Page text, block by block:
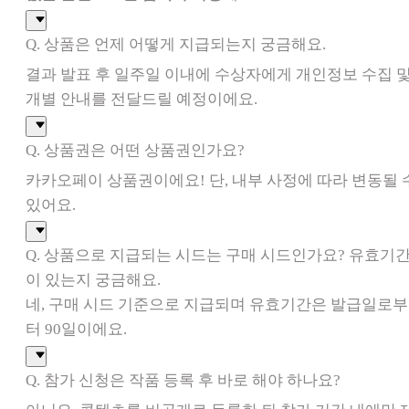
Q. 상품은 언제 어떻게 지급되는지 궁금해요.
결과 발표 후 일주일 이내에 수상자에게 개인정보 수집
개별 안내를 전달드릴 예정이에요.
Q. 상품권은 어떤 상품권인가요?
카카오페이 상품권이에요! 단, 내부 사정에 따라 변동될
있어요.
Q. 상품으로 지급되는 시드는 구매 시드인가요? 유효기
이 있는지 궁금해요.
네, 구매 시드 기준으로 지급되며 유효기간은 발급일로부
터 90일이에요.
Q. 참가 신청은 작품 등록 후 바로 해야 하나요?